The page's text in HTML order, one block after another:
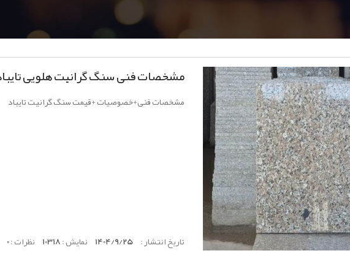
مشخصات فنی سنگ گرانیت هلویی
مشخصات فنی+خصوصیات +قیمت سنگ گرانیت تایباد
تاریخ انتشار : 1404/9/25 نمایش :10318 نظرات :0